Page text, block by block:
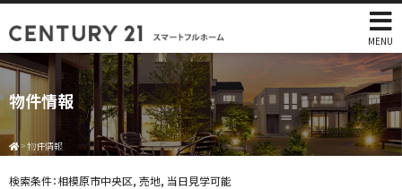
MENU
物件情報
>物件情報
検索条件： 相模原市中央区, 売地, 当日見学可能